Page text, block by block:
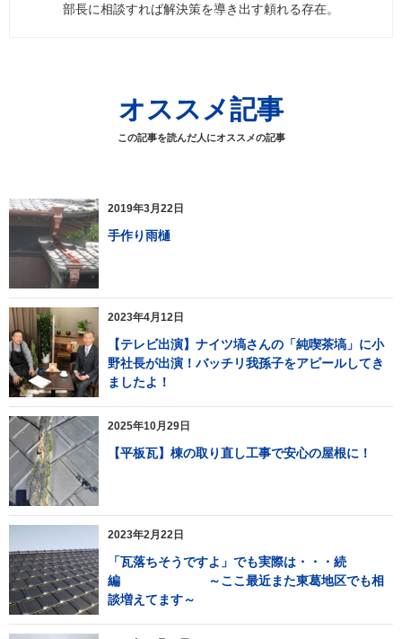
部長に相談すれば解決策を導き出す頼れる存在。
オススメ記事
この記事を読んだ人にオススメの記事
2019年3月22日
手作り雨樋
2023年4月12日
【テレビ出演】ナイツ塙さんの「純喫茶塙」に小
野社長が出演！バッチリ我孫子をアピールしてき
ましたよ！
2025年10月29日
【平板瓦】棟の取り直し工事で安心の屋根に！
2023年2月22日
「瓦落ちそうですよ」でも実際は・・・続
編 ～ここ最近また東葛地区でも相
談増えてます～